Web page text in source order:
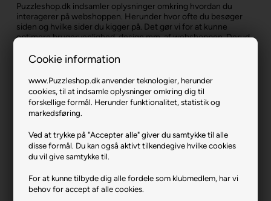
Cookie information
www.Puzzleshop.dk anvender teknologier, herunder
cookies, til at indsamle oplysninger omkring dig til
forskellige formål. Herunder funktionalitet, statistik og
markedsføring.
Ved at trykke på "Accepter alle" giver du samtykke til alle
disse formål. Du kan også aktivt tilkendegive hvilke cookies
du vil give samtykke til.
For at kunne tilbyde dig alle fordele som klubmedlem, har vi
behov for accept af alle cookies.
Puzzleshop.dk indsamler oplysninger omkring hvordan du
interagerer på webshoppen. Herunder hvor ofte du besøger
siden og hvilke sider du kigger på. Det gør vi for at kunne
optimere brugervenlighed, design mm. af webshoppen. Derud
indhold.
Hvor længe gemmer vi din cookie?
telefon eller computer. Levetiden beregnes ud fra dit seneste
besøg på www.Puzzleshop.dk. Når levetiden udløber på den
enkelte cookie, bliver den automatisk slettet. Du ser alle
Ændring af samtykke